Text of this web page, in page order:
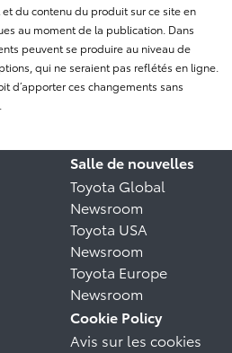
du contenu du produit sur ce site en
au moment de la publication. Dans
peuvent se produire au niveau de
qui ne seraient pas reflétés en ligne.
d’apporter ces changements sans
Salle de nouvelles
Toyota Global
Newsroom
Toyota USA
Newsroom
Toyota Europe
Newsroom
Cookie Policy
Avis sur les cookies